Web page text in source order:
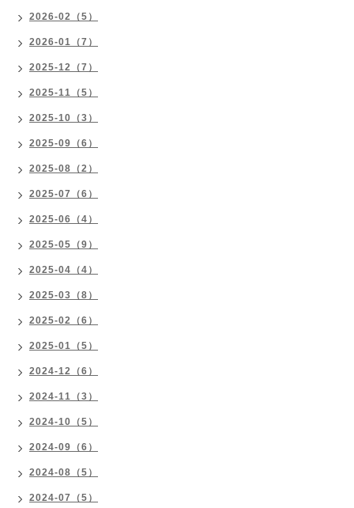
2026-02（5）
2026-01（7）
2025-12（7）
2025-11（5）
2025-10（3）
2025-09（6）
2025-08（2）
2025-07（6）
2025-06（4）
2025-05（9）
2025-04（4）
2025-03（8）
2025-02（6）
2025-01（5）
2024-12（6）
2024-11（3）
2024-10（5）
2024-09（6）
2024-08（5）
2024-07（5）